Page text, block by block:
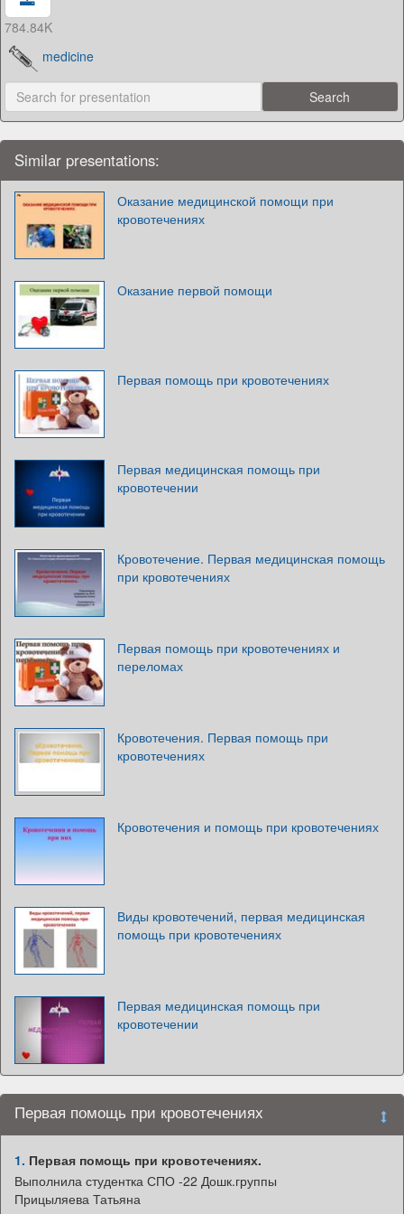
784.84K
medicine
Similar presentations:
Оказание медицинской помощи при
кровотечениях
Оказание первой помощи
Первая помощь при кровотечениях
Первая медицинская помощь при
кровотечении
Кровотечение. Первая медицинская помощь
при кровотечениях
Первая помощь при кровотечениях и
переломах
Кровотечения. Первая помощь при
кровотечениях
Кровотечения и помощь при кровотечениях
Виды кровотечений, первая медицинская
помощь при кровотечениях
Первая медицинская помощь при
кровотечении
Первая помощь при кровотечениях
1. Первая помощь при кровотечениях.
Выполнила студентка СПО -22 Дошк.группы
Прицыляева Татьяна